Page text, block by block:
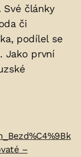
články
či
podílel se
. Jako první
–